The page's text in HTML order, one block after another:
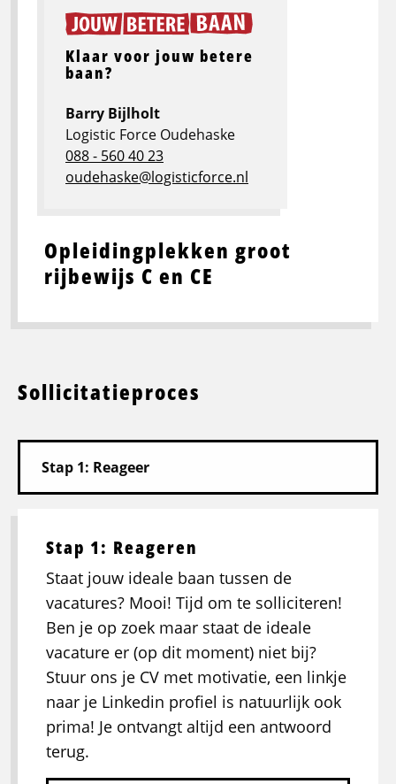
Opleidingplekken groot
rijbewijs C en CE
Klaar voor jouw betere
baan?
Barry Bijlholt
Logistic Force Oudehaske
088 - 560 40 23
oudehaske@logisticforce.nl
Sollicitatieproces
Stap 1: Reageren
Staat jouw ideale baan tussen de
vacatures? Mooi! Tijd om te solliciteren!
Ben je op zoek maar staat de ideale
vacature er (op dit moment) niet bij?
Stuur ons je CV met motivatie, een linkje
naar je Linkedin profiel is natuurlijk ook
prima! Je ontvangt altijd een antwoord
terug.